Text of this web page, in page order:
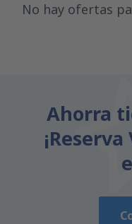
No hay ofertas
Ahorra